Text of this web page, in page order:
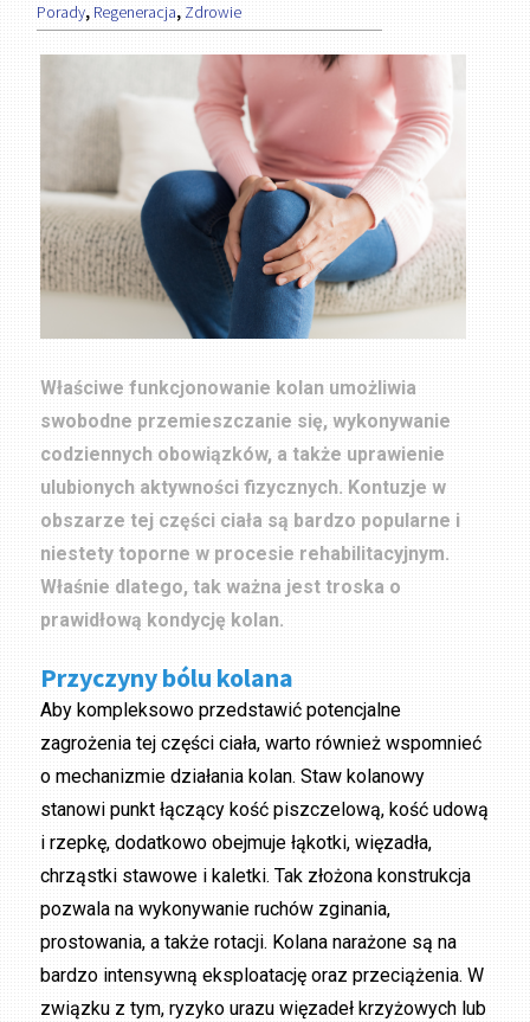
Porady, Regeneracja, Zdrowie
Właściwe funkcjonowanie kolan umożliwia
swobodne przemieszczanie się, wykonywanie
codziennych obowiązków, a także uprawienie
ulubionych aktywności fizycznych. Kontuzje w
obszarze tej części ciała są bardzo popularne i
niestety toporne w procesie rehabilitacyjnym.
Właśnie dlatego, tak ważna jest troska o
prawidłową kondycję kolan.
Przyczyny bólu kolana
Aby kompleksowo przedstawić potencjalne
zagrożenia tej części ciała, warto również wspomnieć
o mechanizmie działania kolan. Staw kolanowy
stanowi punkt łączący kość piszczelową, kość udową
i rzepkę, dodatkowo obejmuje łąkotki, więzadła,
chrząstki stawowe i kaletki. Tak złożona konstrukcja
pozwala na wykonywanie ruchów zginania,
prostowania, a także rotacji. Kolana narażone są na
bardzo intensywną eksploatację oraz przeciążenia. W
związku z tym, ryzyko urazu więzadeł krzyżowych lub